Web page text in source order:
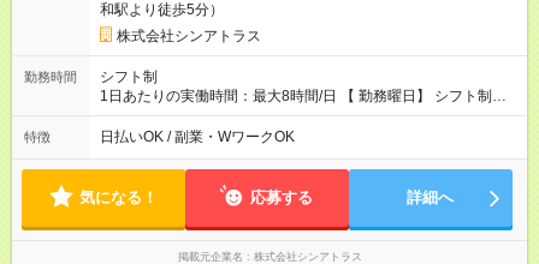
和駅より徒歩5分）
株式会社シンアトラス
勤務時間
シフト制
1日あたりの実働時間：最大8時間/日 【 勤務曜日】 シフト制
土日祝含む週５日勤務 【 勤務時間 】 ・ 9：00～20：00（実働
8h／休憩１h） ※残業ほとんどありません（残業代支給）
特徴 日払いOK / 副業・WワークOK
気になる！ 応募する 詳細へ
掲載元企業名 株式会社シンアトラス